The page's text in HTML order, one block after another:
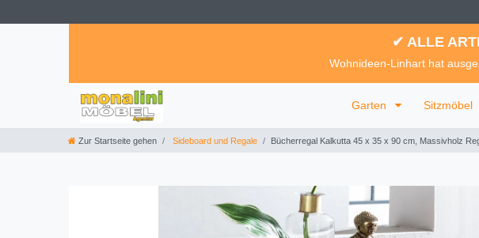
✔ ALLE
Wohnideen-Linhart hat
Garten Sitzmöbel
Zur Startseite gehen Sideboard und Regale Bücherregal Kalkutta 45 x 35 x 90 cm, Massivholz